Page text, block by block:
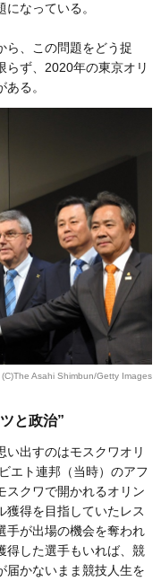
なっている。
ら、この問題をどう捉
ず、2020年の東京オリ
る。
(C)The Asahi Shimbun/Getty Images
と政治”
い出すのはモスクワオリ
エト連邦（当時）のアフ
スクワで開かれるオリン
獲得を目指していたレス
手が出場の機会を奪われ
得した選手もいれば、競
届かないまま競技人生を